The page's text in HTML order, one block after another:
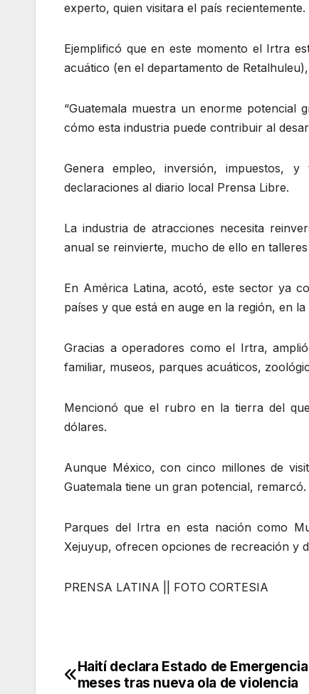
experto, quien visitara el país recientemente.
Ejemplificó que en este momento el Irtra
acuático (en el departamento de
“Guatemala muestra un enorme potencial
cómo esta industria puede contribuir al
Genera empleo, inversión, impuestos,
declaraciones al diario local Prensa Libre.
La industria de atracciones necesita
anual se reinvierte, mucho de ello en
En América Latina, acotó, este sector ya
países y que está en auge en la región, en
Gracias a operadores como el Irtra,
familiar, museos, parques acuáticos,
Mencionó que el rubro en la tierra del
dólares.
Aunque México, con cinco millones de
Guatemala tiene un gran potencial, remarcó.
Parques del Irtra en esta nación como
Xejuyup, ofrecen opciones de recreación y
PRENSA LATINA || FOTO CORTESIA
Navegación
Haití declara Estado de
meses tras nueva ola de violencia